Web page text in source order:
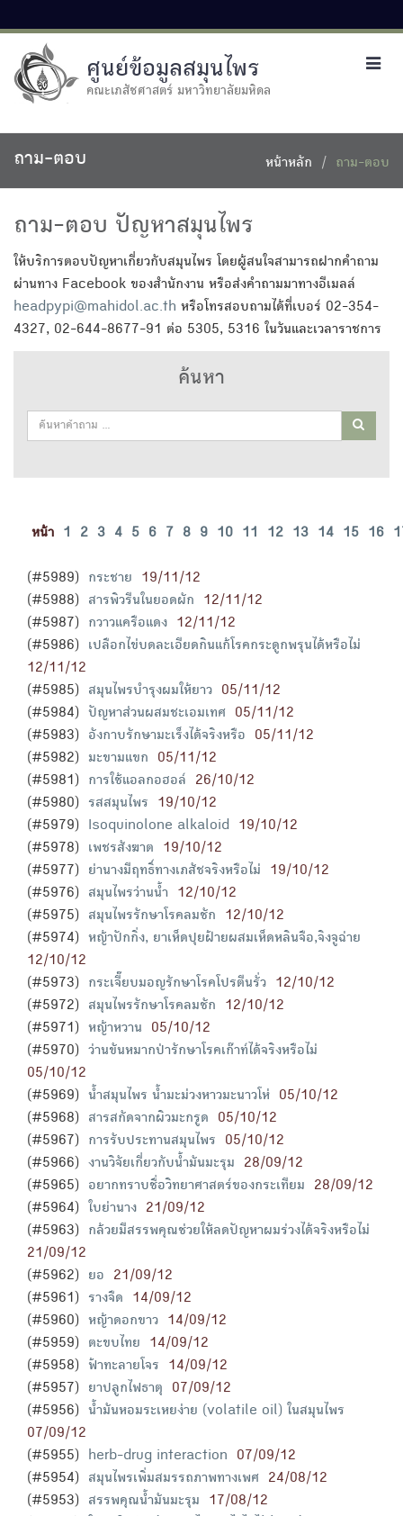
ศูนย์ข้อมูลสมุนไพร
คณะเภสัชศาสตร์ มหาวิทยาลัยมหิดล
ถาม-ตอบ หน้าหลัก ถาม-ตอบ
ถาม-ตอบ ปัญหาสมุนไพร
ให้บริการตอบปัญหาเกี่ยวกับสมุนไพร โดยผู้สนใจสามารถฝากคำถาม
ผ่านทาง Facebook ของสำนักงาน หรือส่งคำถามมาทางอีเมลล์
headpypi@mahidol.ac.th หรือโทรสอบถามได้ที่เบอร์ 02-354-
4327, 02-644-8677-91 ต่อ 5305, 5316 ในวันและเวลาราชการ
ค้นหา
หน้า 1 2 3 4 5 6 7 8 9 10 11 12 13 14 15 16
(#5989) กระชาย
19/11/12
(#5988)
สารพิวรีนในยอดผัก
12/11/12
(#5987)
กวาวแครือแดง
12/11/12
(#5986)
เปลือกไข่บดละเอียดกินแก้โรคกระดูกพรุนได้หรือไม่
12/11/12
(#5985)
สมุนไพรบำรุงผมให้ยาว
05/11/12
(#5984)
ปัญหาส่วนผสมชะเอมเทศ
05/11/12
(#5983)
อังกาบรักษามะเร็งได้จริงหรือ
05/11/12
(#5982)
มะขามแขก
05/11/12
(#5981)
การใช้แอลกอฮอล์
26/10/12
(#5980)
รสสมุนไพร
19/10/12
(#5979)
Isoquinolone alkaloid
19/10/12
(#5978)
เพชรสังฆาต
19/10/12
(#5977)
ย่านางมีฤทธิ์ทางเภสัชจริงหรือไม่
19/10/12
(#5976)
สมุนไพรว่านน้ำ
12/10/12
(#5975)
สมุนไพรรักษาโรคลมชัก
12/10/12
(#5974)
หญ้าปักกิ่ง, ยาเห็ดปุยฝ้ายผสมเห็ดหลินจือ,จิงจูฉ่าย
12/10/12
(#5973)
กระเจี๊ยบมอญรักษาโรคโปรตีนรั่ว
12/10/12
(#5972)
สมุนไพรรักษาโรคลมชัก
12/10/12
(#5971)
หญ้าหวาน
05/10/12
(#5970)
ว่านขันหมากป่ารักษาโรคเก๊าท์ได้จริงหรือไม่
05/10/12
(#5969)
น้ำสมุนไพร น้ำมะม่วงหาวมะนาวโห่
05/10/12
(#5968)
สารสกัดจากผิวมะกรูด
05/10/12
(#5967)
การรับประทานสมุนไพร
05/10/12
(#5966)
งานวิจัยเกี่ยวกับน้ำมันมะรุม
28/09/12
(#5965)
อยากทราบชื่อวิทยาศาสตร์ของกระเทียม
28/09/12
(#5964)
ใบย่านาง
21/09/12
(#5963)
กล้วยมีสรรพคุณช่วยให้ลดปัญหาผมร่วงได้จริงหรือไม่
21/09/12
(#5962)
ยอ
21/09/12
(#5961)
รางจืด
14/09/12
(#5960)
หญ้าดอกขาว
14/09/12
(#5959)
ตะขบไทย
14/09/12
(#5958)
ฟ้าทะลายโจร
14/09/12
(#5957)
ยาปลูกไฟธาตุ
07/09/12
(#5956)
น้ำมันหอมระเหยง่าย (volatile oil) ในสมุนไพร
07/09/12
(#5955)
herb-drug interaction
07/09/12
(#5954)
สมุนไพรเพิ่มสมรรถภาพทางเพศ
24/08/12
(#5953)
สรรพคุณน้ำมันมะรุม
17/08/12